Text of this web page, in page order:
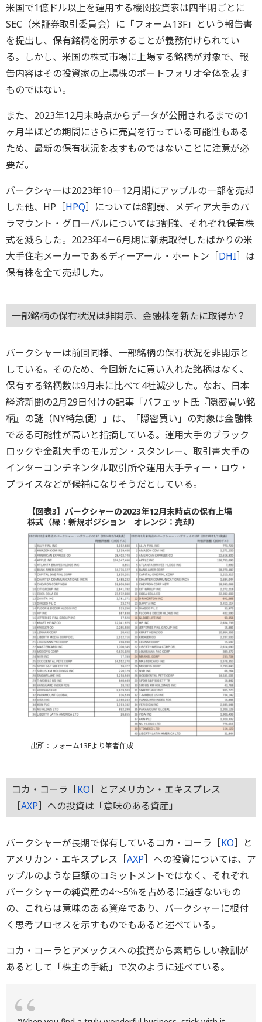
米国で1億ドル以上を運用する機関投資家は四半期ごとに
SEC（米証券取引委員会）に「フォーム13F」という報告書
を提出し、保有銘柄を開示することが義務付けられてい
る。しかし、米国の株式市場に上場する銘柄が対象で、報
告内容はその投資家の上場株のポートフォリオ全体を表す
ものではない。
また、2023年12月末時点からデータが公開されるまでの1
ヶ月半ほどの期間にさらに売買を行っている可能性もある
ため、最新の保有状況を表すものではないことに注意が必
要だ。
バークシャーは2023年10－12月期にアップルの一部を売却
した他、HP［HPQ］については8割弱、メディア大手のパ
ラマウント・グローバルについては3割強、それぞれ保有株
式を減らした。2023年4－6月期に新規取得したばかりの米
大手住宅メーカーであるディーアール・ホートン［DHI］は
保有株を全て売却した。
一部銘柄の保有状況は非開示、金融株を新たに取得か？
バークシャーは前回同様、一部銘柄の保有状況を非開示と
している。そのため、今回新たに買い入れた銘柄はなく、
保有する銘柄数は9月末に比べて4社減少した。なお、日本
経済新聞の2月29日付けの記事「バフェット氏『隠密買い銘
柄』の謎（NY特急便）」は、「隠密買い」の対象は金融株
である可能性が高いと指摘している。運用大手のブラック
ロックや金融大手のモルガン・スタンレー、取引書大手の
インターコンチネンタル取引所や運用大手ティー・ロウ・
プライスなどが候補になりそうだとしている。
【図表3】バークシャーの2023年12月末時点の保有上場
株式（緑：新規ポジション オレンジ：売却）
出所：フォーム13Fより筆者作成
コカ・コーラ［KO］とアメリカン・エキスプレス
［AXP］への投資は「意味のある資産」
バークシャーが長期で保有しているコカ・コーラ［KO］と
アメリカン・エキスプレス［AXP］への投資については、ア
ップルのような巨額のコミットメントではなく、それぞれ
バークシャーの純資産の4～5％を占めるに過ぎないもの
の、これらは意味のある資産であり、バークシャーに根付
く思考プロセスを示すものでもあると述べている。
コカ・コーラとアメックスへの投資から素晴らしい教訓が
あるとして「株主の手紙」で次のように述べている。